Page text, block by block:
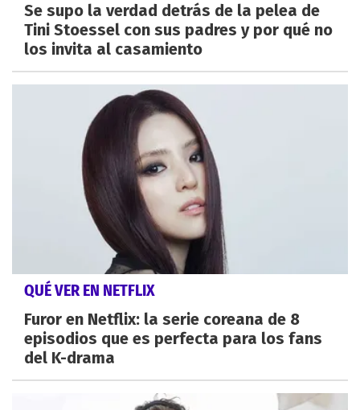
Se supo la verdad detrás de la pelea de
Tini Stoessel con sus padres y por qué no
los invita al casamiento
QUÉ VER EN NETFLIX
Furor en Netflix: la serie coreana de 8
episodios que es perfecta para los fans
del K-drama